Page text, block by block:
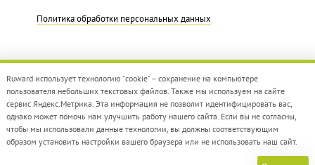
Политика обработки персональных данных
Дизайн –Red Collar
Создание сайта –Integrate
Ruward использует технологию "cookie" – сохранение на компьютере
пользователя небольших текстовых файлов. Также мы используем на сайте
сервис Яндекс.Метрика. Эта информация не позволит идентифицировать вас,
однако может помочь нам улучшить работу нашего сайта. Если вы не согласны,
чтобы мы использовали данные технологии, вы должны соответствующим
образом установить настройки вашего браузера или не использовать наш сайт.